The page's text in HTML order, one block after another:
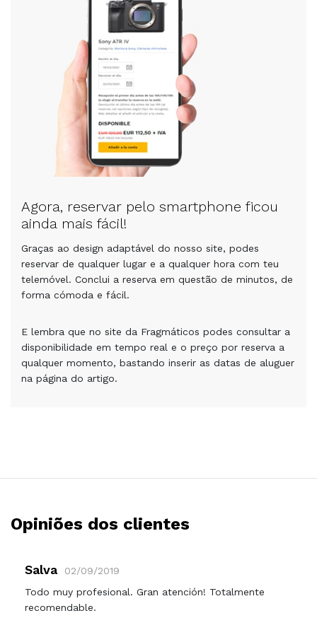
Agora, reservar pelo smartphone ficou
ainda mais fácil!
Graças ao design adaptável do nosso site, podes
reservar de qualquer lugar e a qualquer hora com teu
telemóvel. Conclui a reserva em questão de minutos, de
forma cómoda e fácil.
E lembra que no site da Fragmáticos podes consultar a
disponibilidade em tempo real e o preço por reserva a
qualquer momento, bastando inserir as datas de aluguer
na página do artigo.
Opiniões dos clientes
Salva
02/09/2019
Todo muy profesional. Gran atención! Totalmente
recomendable.